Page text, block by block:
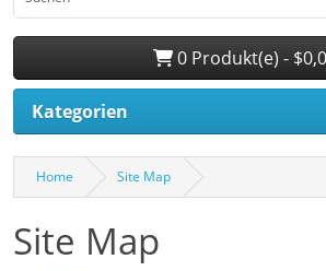
0 Produkt(e) -
Kategorien
Home Site Map
Site Map